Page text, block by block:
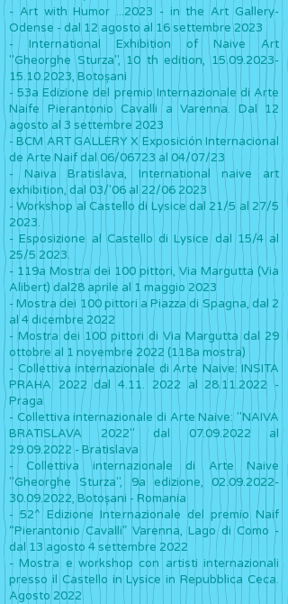
- Art with Humor ...2023 - in the Art Gallery-
Odense - dal 12 agosto al 16 settembre 2023
- International Exhibition of Naive Art
"Gheorghe Sturza", 10 th edition,15.09.2023-
15.10.2023, Botoșani
- 53a Edizione del premio Internazionale di Arte
Naife Pierantonio Cavalli a Varenna. Dal 12
agosto al 3 settembre 2023
- BCM ART GALLERY X Exposición Internacional
de Arte Naif dal 06/06723 al 04/07/23
- Naiva Bratislava, International naive art
exhibition, dal 03/'06 al 22/06 2023
- Workshop al Castello di Lysice dal 21/5 al 27/5
2023.
- Esposizione al Castello di Lysice dal 15/4 al
25/5 2023.
- 119a Mostra dei 100 pittori, Via Margutta (Via
Alibert) dal28 aprile al 1 maggio 2023
- Mostra dei 100 pittori a Piazza di Spagna, dal 2
al 4 dicembre 2022
- Mostra dei 100 pittori di Via Margutta dal 29
ottobre al 1 novembre 2022 (118a mostra)
- Collettiva internazionale di Arte Naive: INSITA
PRAHA 2022 dal4.11. 2022 al 28.11.2022 -
Praga
- Collettiva internazionale di Arte Naive: "NAIVA
BRATISLAVA 2022" dal 07.09.2022al
29.09.2022- Bratislava
- Collettiva internazionale di Arte Naive
"Gheorghe Sturza", 9a edizione, 02.09.2022-
30.09.2022, Botoșani - Romania
- 52^ Edizione Internazionale del premio Naif
“Pierantonio Cavalli” Varenna, Lago di Como -
dal 13 agosto 4 settembre 2022
- Mostra e workshop con artisti internazionali
presso il Castello in Lysice in Repubblica Ceca.
Agosto 2022